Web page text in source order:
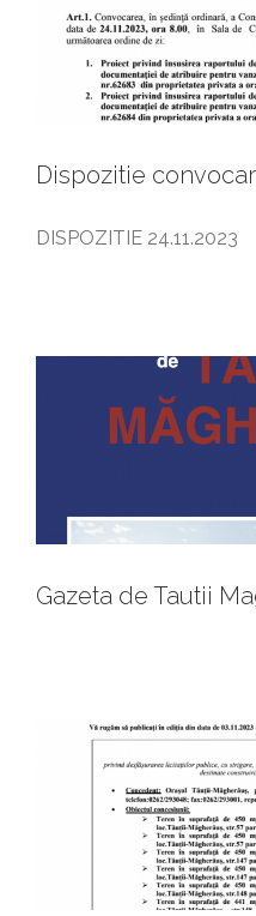
Dispozitie
DISPOZITIE 24.11.2023
Gazeta de Tautii